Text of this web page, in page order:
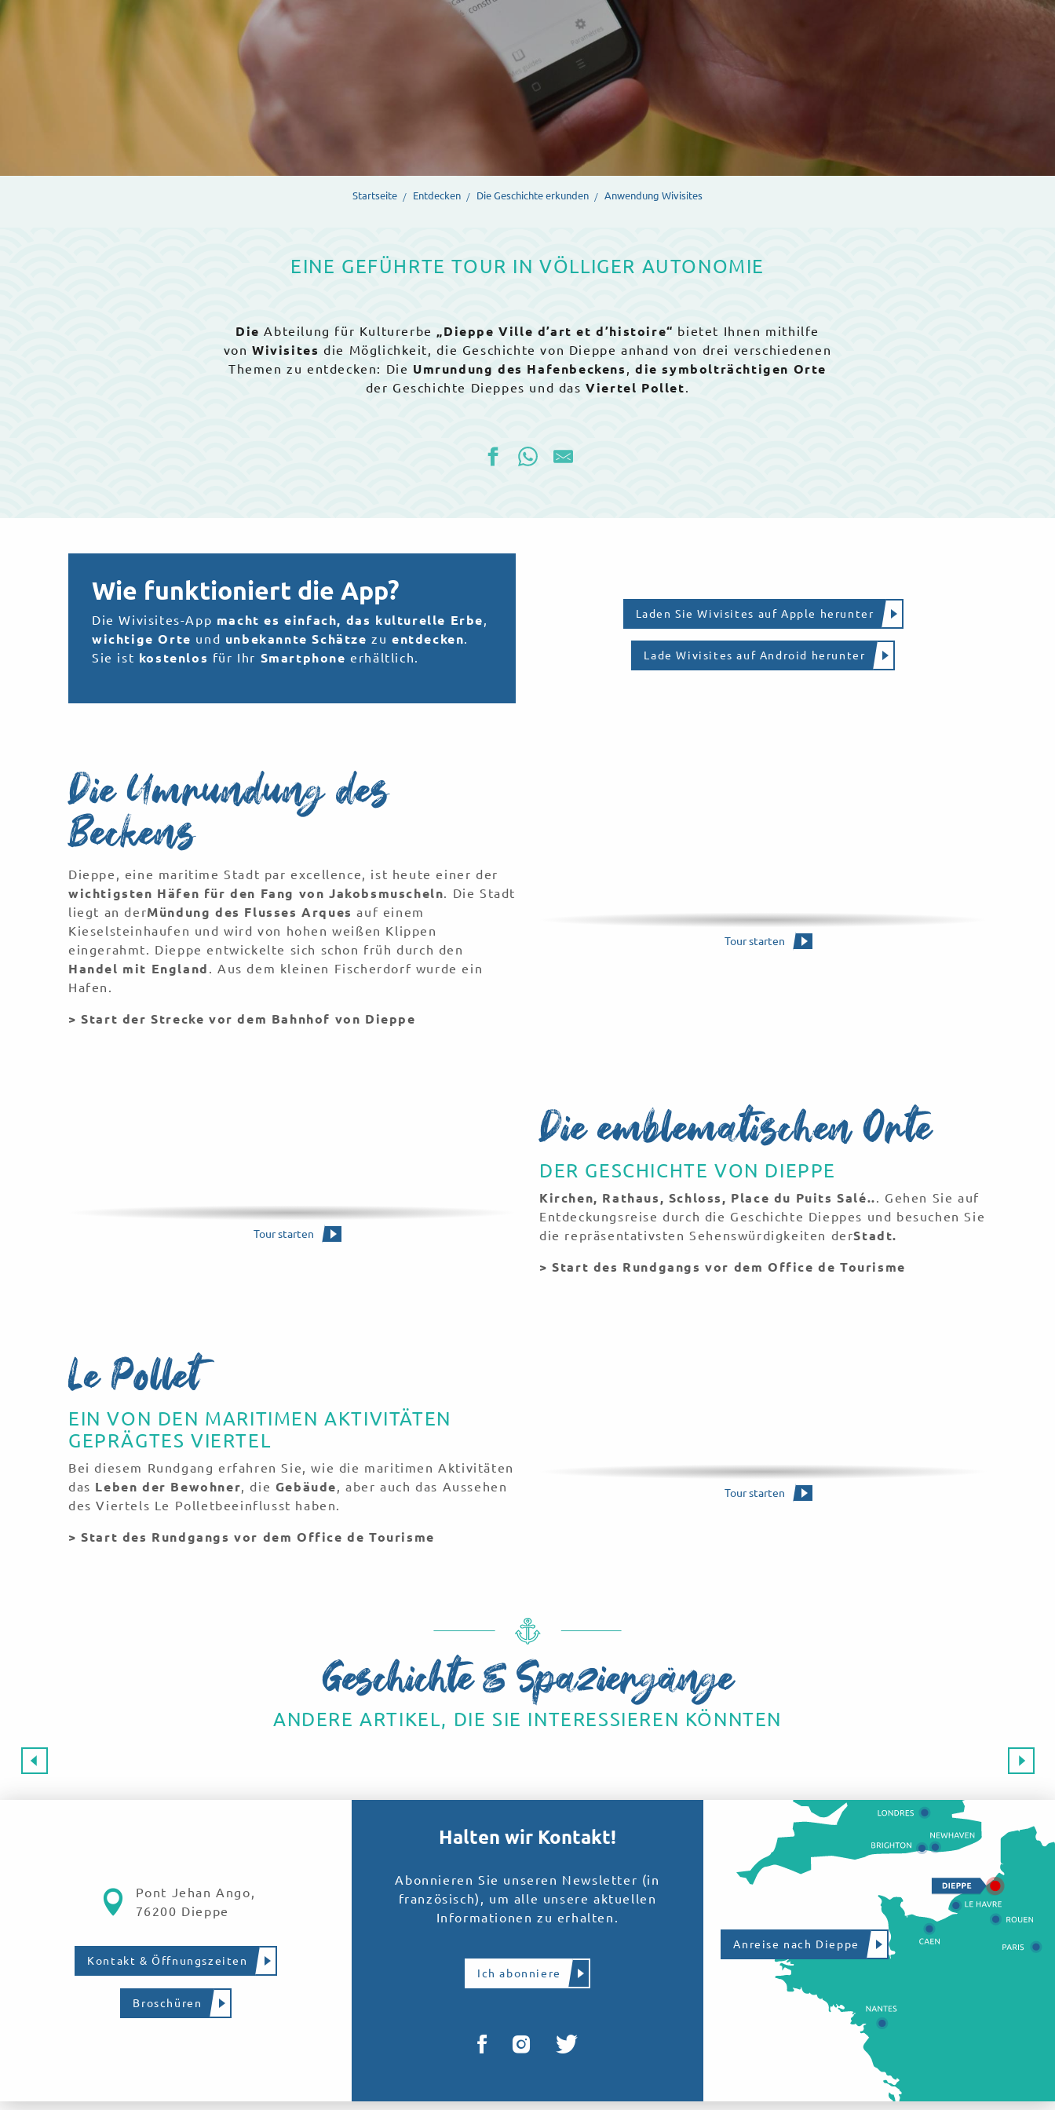
Startseite Entdecken Die Geschichte erkunden Anwendung Wivisites
EINE GEFÜHRTE TOUR IN VÖLLIGER AUTONOMIE
Die Abteilung für Kulturerbe„Dieppe Ville d’art et d’histoire“ bietet Ihnen mithilfe
vonWivisites die Möglichkeit, die Geschichte von Dieppe anhand von drei verschiedenen
Themen zu entdecken: Die Umrundung des Hafenbeckens , die symbolträchtigen Orte
der Geschichte Dieppes und dasViertel Pollet.
Wie funktioniert die App?
Die Wivisites-App macht es einfach, das kulturelle Erbe,
wichtige Orte und unbekannte Schätze zuentdecken.
Sie ist kostenlos für Ihr Smartphone erhältlich.
Laden Sie Wivisites auf Apple herunter
Lade Wivisites auf Android herunter
Die Umrundung des
Beckens
Dieppe, eine maritime Stadt par excellence, ist heute einer der
wichtigsten Häfen für den Fang von Jakobsmuscheln. Die Stadt
liegt an derMündung des Flusses Arques auf einem
Kieselsteinhaufen und wird von hohen weißen Klippen
eingerahmt. Dieppe entwickelte sich schon früh durch den
Handel mit England . Aus dem kleinen Fischerdorf wurde ein
Hafen.
> Start der Strecke vor dem Bahnhof von Dieppe
Tour starten
Tour starten
Die emblematischen Orte
DER GESCHICHTE VON DIEPPE
Kirchen, Rathaus, Schloss, Place du Puits Salé... Gehen Sie auf
Entdeckungsreise durch die Geschichte Dieppes und besuchen Sie
die repräsentativsten Sehenswürdigkeiten derStadt.
> Start des Rundgangs vor dem Office de Tourisme
Le Pollet
EIN VON DEN MARITIMEN AKTIVITÄTEN
GEPRÄGTES VIERTEL
Bei diesem Rundgang erfahren Sie, wie die maritimen Aktivitäten
das Leben der Bewohner, die Gebäude, aber auch das Aussehen
des Viertels Le Polletbeeinflusst haben.
> Start des Rundgangs vor dem Office de Tourisme
Tour starten
Geschichte & Spaziergänge
ANDERE ARTIKEL, DIE SIE INTERESSIEREN KÖNNTEN
Pont Jehan Ango,
76200 Dieppe
Kontakt & Öffnungszeiten
Broschüren
Halten wir Kontakt!
Abonnieren Sie unseren Newsletter (in
französisch), um alle unsere aktuellen
Informationen zu erhalten.
Ich abonniere
Anreise nach Dieppe